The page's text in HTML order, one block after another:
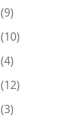
(9)
(10)
(4)
(12)
(3)